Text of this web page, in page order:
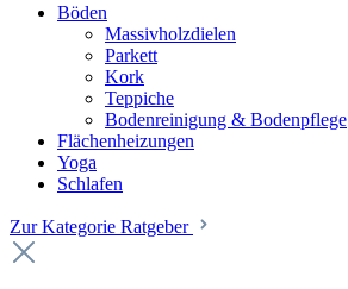
Böden
Massivholzdielen
Parkett
Kork
Teppiche
Bodenreinigung & Bodenpflege
Flächenheizungen
Yoga
Schlafen
Zur Kategorie Ratgeber